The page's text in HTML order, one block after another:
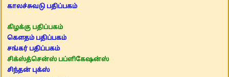
காலச்சுவடு பதிப்பகம்
கிழக்கு பதிப்பகம்
கௌதம் பதிப்பகம்
சங்கர் பதிப்பகம்
சிக்ஸ்த்சென்ஸ் பப்ளிகேஷன்ஸ்
சிந்தன் புக்ஸ்